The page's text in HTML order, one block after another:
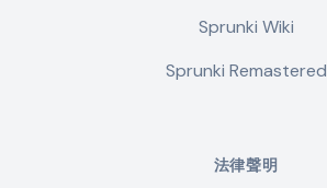
Sprunki Wiki
Sprunki Remastered
法律聲明